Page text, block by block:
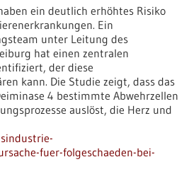
ein deutlich erhöhtes Risiko
Ein
unter Leitung des
hat einen zentralen
der diese
kann. Die Studie zeigt, dass das
4 bestimmte Abwehrzellen
auslöst, die Herz und
fuer-folgeschaeden-bei-